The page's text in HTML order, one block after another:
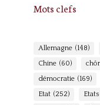
Mots clefs
Allemagne (148)
Chine (60)
démocratie (169)
Etat (252)